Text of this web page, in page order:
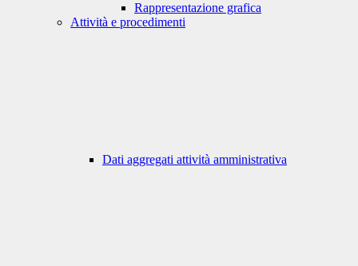
Rappresentazione grafica
Attività e procedimenti
Dati aggregati attività amministrativa